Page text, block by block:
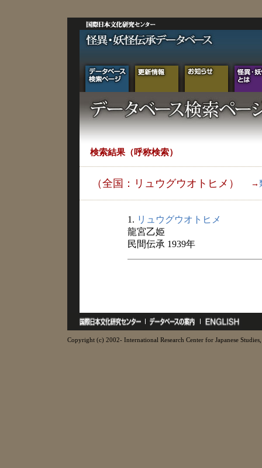
検索結果（呼称検索）
（全国：リュウグウオトヒメ） →
1. リュウグウオトヒメ
龍宮乙姫
民間伝承 1939年
Copyright (c) 2002- International Research Center for Japanese